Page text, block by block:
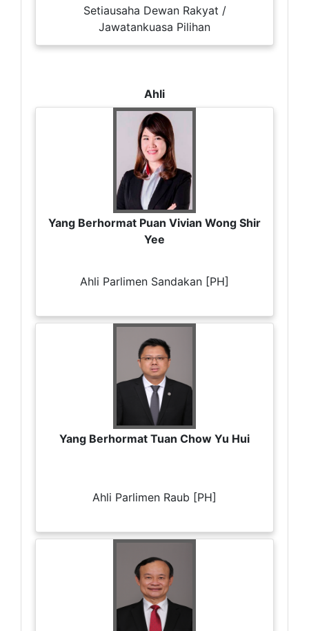
Setiausaha Dewan Rakyat /
Jawatankuasa Pilihan
Ahli
Yang Berhormat Puan Vivian Wong Shir
Yee
Ahli Parlimen Sandakan [PH]
Yang Berhormat Tuan Chow Yu Hui
Ahli Parlimen Raub [PH]